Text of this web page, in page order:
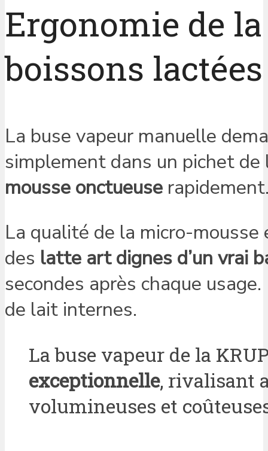
Ergonomie de
boissons lactées
La buse vapeur manuelle
simplement dans un pichet
mousse onctueuse
La qualité de la micro-
des latte art dignes d’un vrai
secondes après chaque
de lait internes.
La buse vapeur de la
exceptionnelle, rivalisant
volumineuses et